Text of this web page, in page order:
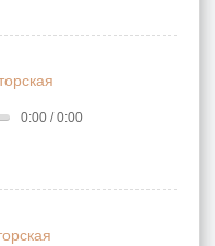
0:00 / 0:00